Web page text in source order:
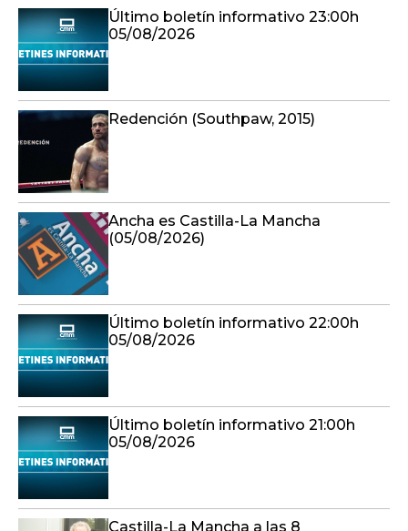
Último boletín informativo 23:00h
05/08/2026
Redención (Southpaw, 2015)
Ancha es Castilla-La Mancha
(05/08/2026)
Último boletín informativo 22:00h
05/08/2026
Último boletín informativo 21:00h
05/08/2026
Castilla-La Mancha a las 8